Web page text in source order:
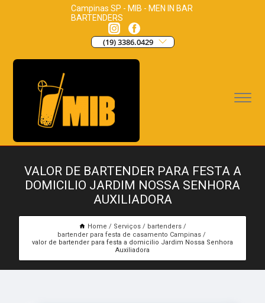
Campinas SP - MIB - MEN IN BAR
BARTENDERS
(19) 3386.0429
VALOR DE BARTENDER PARA FESTA A
DOMICILIO JARDIM NOSSA SENHORA
AUXILIADORA
Home Serviços
bartenders
bartender para festa de casamento Campinas
valor de bartender para festa a domicilio Jardim Nossa Senhora
Auxiliadora